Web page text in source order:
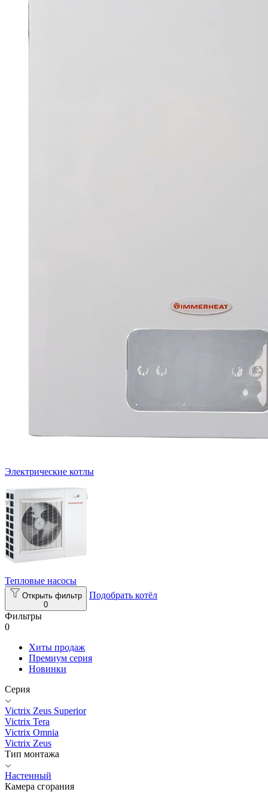
Электрические котлы
Тепловые насосы
Открыть фильтр
0
Подобрать котёл
Фильтры
0
Хиты продаж
Премиум серия
Новинки
Серия
Victrix Zeus Superior
Victrix Tera
Victrix Omnia
Victrix Zeus
Тип монтажа
Настенный
Камера сгорания